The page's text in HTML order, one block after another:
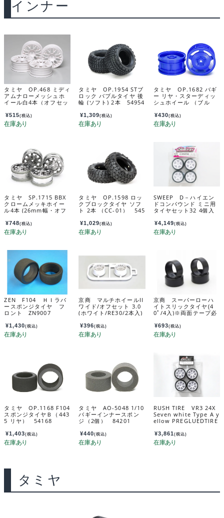
インナー
タミヤ OP.468 ミディ
アムナローメッシュホ
イール白4本（オフセッ
¥515(税込)
タミヤ OP.1954 STブ
ロック バブルタイヤ 後
輪 (ソフト) 2本 54954
¥1,309(税込)
タミヤ OP.1682 バギ
ー リヤ・スターディッ
シュホイール （ブル
¥430(税込)
タミヤ SP.1715 BBX
クロームメッキホイー
ル4本 (26mm幅・オフ
¥748(税込)
タミヤ OP.1598 ロッ
クブロックタイヤ ソフ
ト 2本 （CC-01） 545
¥1,029(税込)
SWEEP D－ハイエン
ドコンパウンド ミニ用
タイヤセット32 4個入
ホイール）接着済 D-
MN32PGW
¥4,149(税込)
ZEN F104 ＨＩラバ
ースポンジタイヤ フ
ロント ZN9007
¥1,430(税込)
京商 マルチホイールII
ワイド/オフセット 3.0
(ホワイト/RE30/2本入)
¥396(税込)
京商 スーパーローハ
イトスリックタイヤ(4
0ﾟ/4入)※両面テープ必
¥693(税込)
タミヤ OP.1168 F104
スポンジタイヤＢ（443
5 リヤ） 54168
¥1,403(税込)
タミヤ AO-5048 1/10
バギーインナースポン
ジ（2個） 84201
¥440(税込)
RUSH TIRE VR3 24X
Seven white Type A y
ellow PREGLUEDTIRE
¥3,861(税込)
タミヤ